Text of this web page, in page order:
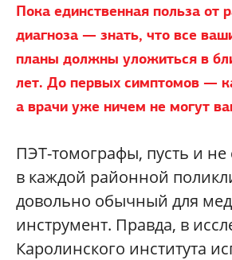
Пока единственная польза от
диагноза — знать, что все
планы должны уложиться в
лет. До первых симптомов —
а врачи уже ничем не могут
ПЭТ-томографы, пусть и не
в каждой районной
довольно обычный для
инструмент. Правда, в
Каролинского института